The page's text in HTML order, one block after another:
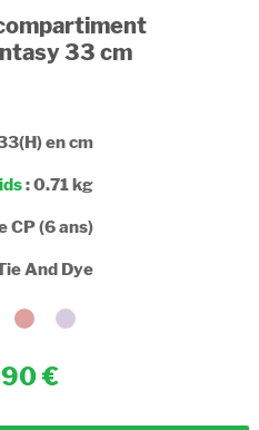
33 cm
en cm
: 0.71 kg
CP (6 ans)
And Dye